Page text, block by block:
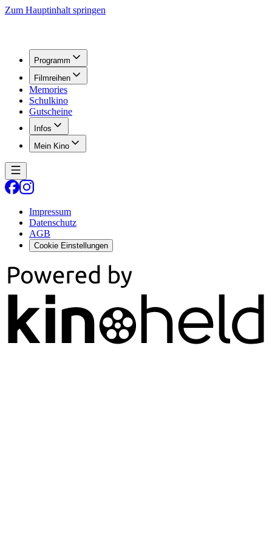
Zum Hauptinhalt springen
Programm
Filmreihen
Memories
Schulkino
Gutscheine
Infos
Mein Kino
Impressum
Datenschutz
AGB
Cookie Einstellungen